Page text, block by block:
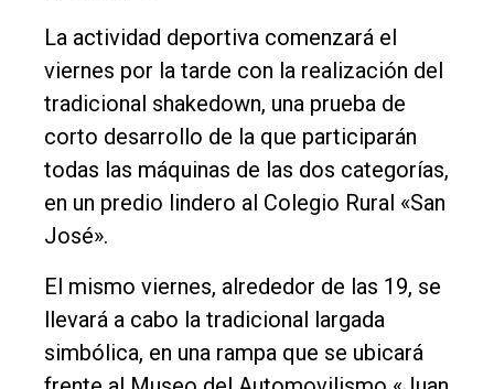
La actividad deportiva comenzará el
viernes por la tarde con la realización del
tradicional shakedown, una prueba de
corto desarrollo de la que participarán
todas las máquinas de las dos categorías,
en un predio lindero al Colegio Rural «San
José».
El mismo viernes, alrededor de las 19, se
llevará a cabo la tradicional largada
simbólica, en una rampa que se ubicará